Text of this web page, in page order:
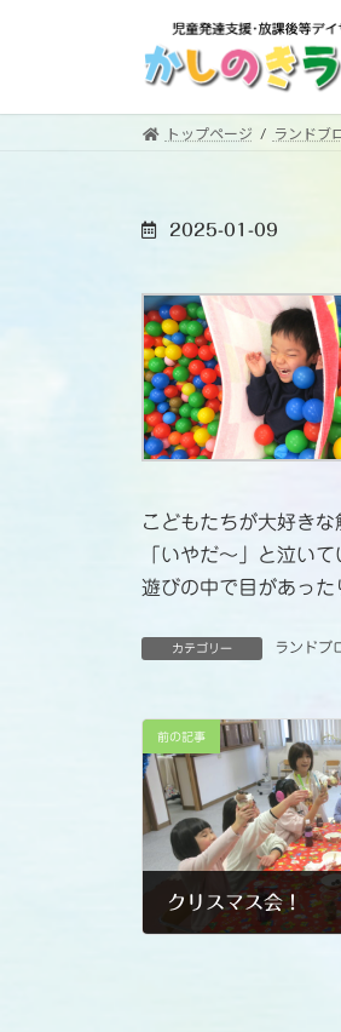
トップページ ランドブ
2025-01-09
こどもたちが大好きな
「いやだ～」と泣い
遊びの中で目があった
カテゴリー ランドブ
前の記事
クリスマス会！